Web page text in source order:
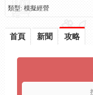
類型: 模擬經營
首頁 新聞 攻略